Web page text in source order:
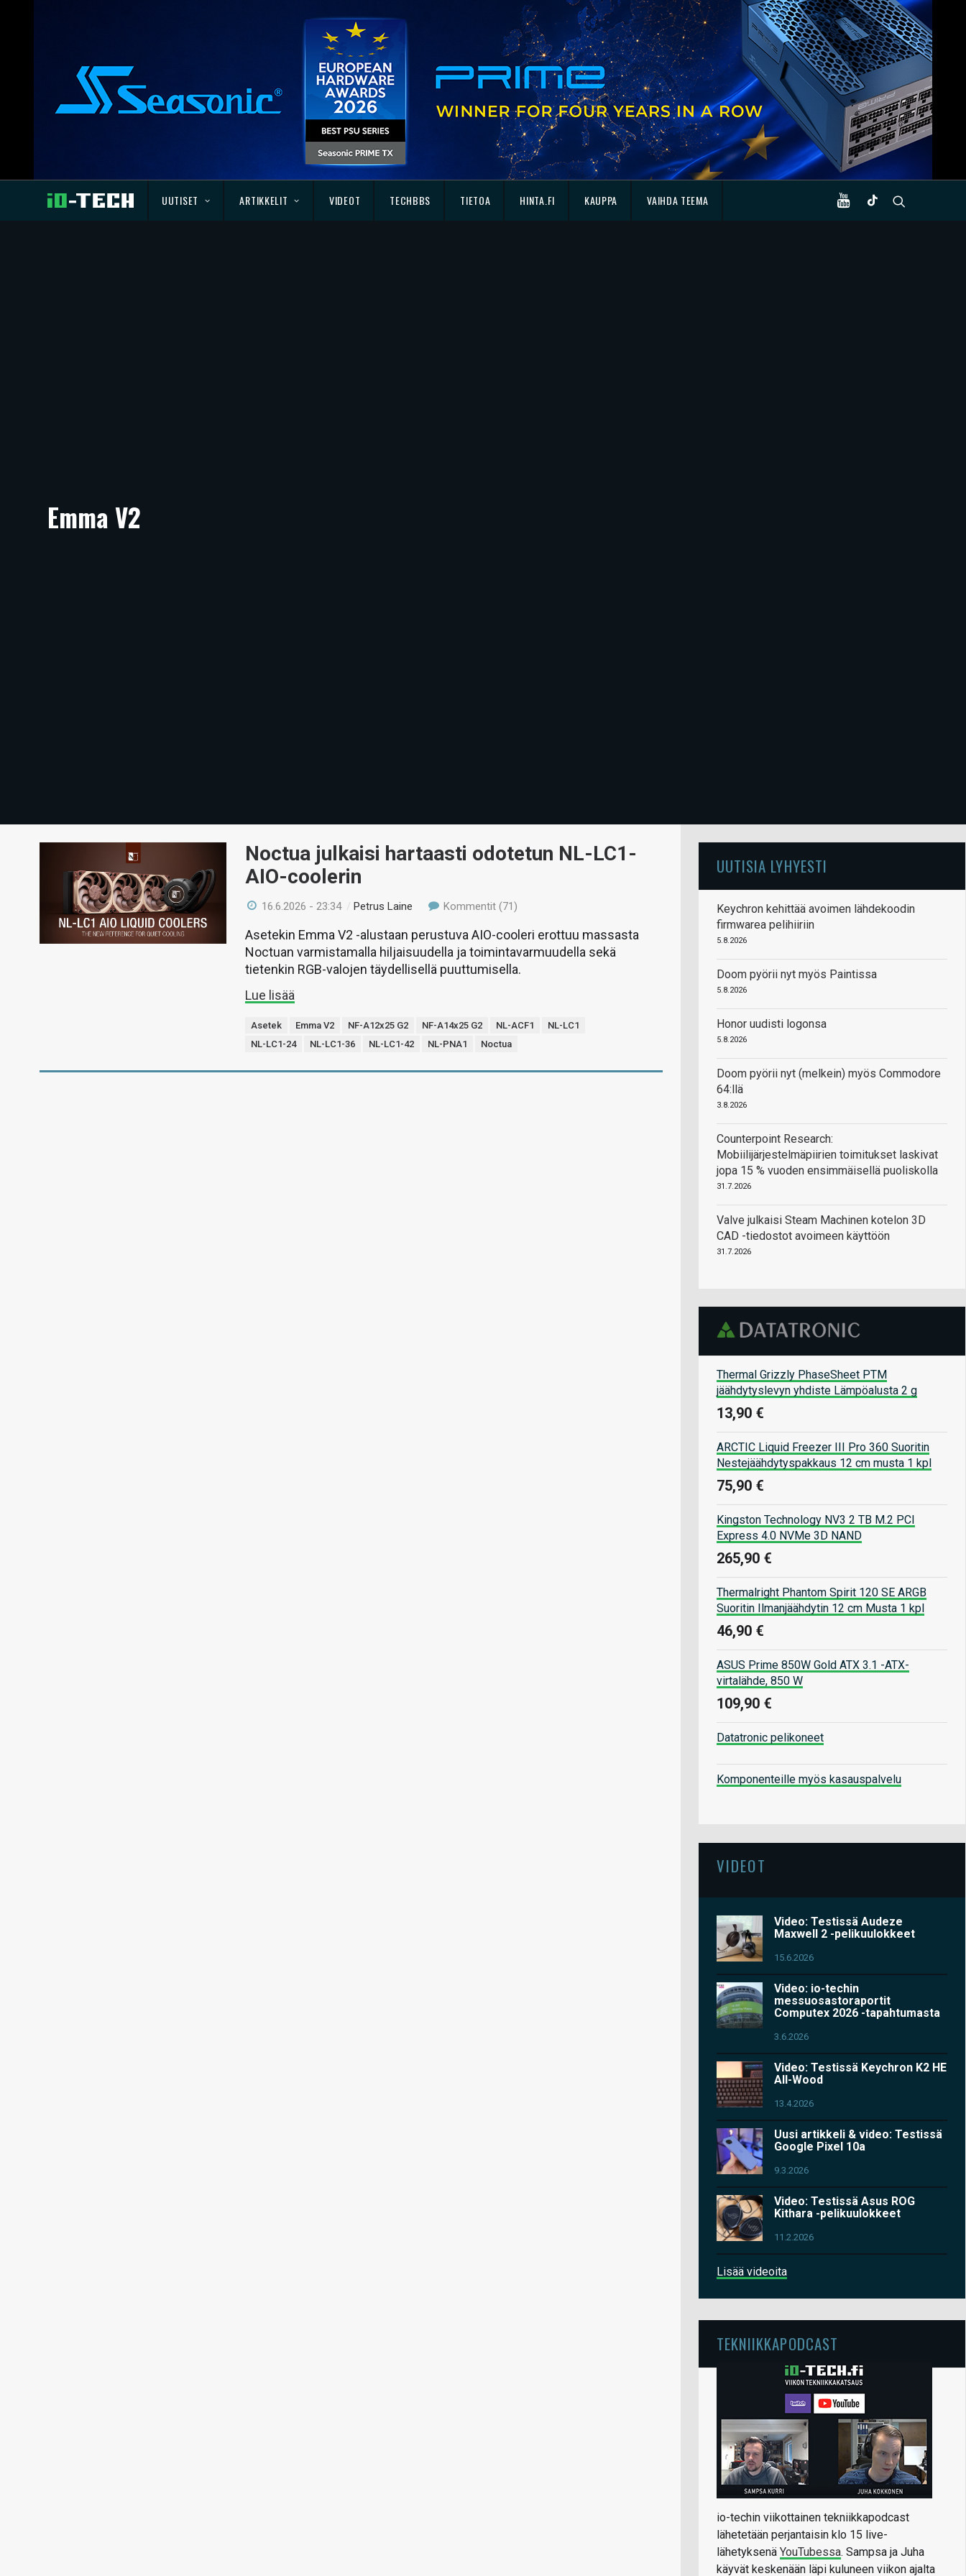
UUTISET ARTIKKELIT VIDEOT TECHBBS TIETOA HINTA.FI KAUPPA VAIHDA TEEMA
Emma V2
Noctua julkaisi hartaasti odotetun NL-LC1-
AIO-coolerin
16.6.2026 - 23:34 /Petrus Laine Kommentit (71)
Asetekin Emma V2 -alustaan perustuva AIO-cooleri erottuu massasta
Noctuan varmistamalla hiljaisuudella ja toimintavarmuudella sekä
tietenkin RGB-valojen täydellisellä puuttumisella.
Lue lisää
Asetek Emma V2 NF-A12x25 G2 NF-A14x25 G2 NL-ACF1
NL-LC1
NL-LC1-24
NL-LC1-36 NL-LC1-42 NL-PNA1 Noctua
UUTISIA LYHYESTI
Keychron kehittää avoimen lähdekoodin
firmwarea pelihiiriin
5.8.2026
Doom pyörii nyt myös Paintissa
5.8.2026
Honor uudisti logonsa
5.8.2026
Doom pyörii nyt (melkein) myös Commodore
64:llä
3.8.2026
Counterpoint Research:
Mobiilijärjestelmäpiirien toimitukset laskivat
jopa 15 % vuoden ensimmäisellä puoliskolla
31.7.2026
Valve julkaisi Steam Machinen kotelon 3D
CAD -tiedostot avoimeen käyttöön
31.7.2026
Thermal Grizzly PhaseSheet PTM
jäähdytyslevyn yhdiste Lämpöalusta 2 g
13,90 €
ARCTIC Liquid Freezer III Pro 360 Suoritin
Nestejäähdytyspakkaus 12 cm musta 1 kpl
75,90 €
Kingston Technology NV3 2 TB M.2 PCI
Express 4.0 NVMe 3D NAND
265,90 €
Thermalright Phantom Spirit 120 SE ARGB
Suoritin Ilmanjäähdytin 12 cm Musta 1 kpl
46,90 €
ASUS Prime 850W Gold ATX 3.1 -ATX-
virtalähde, 850 W
109,90 €
Datatronic pelikoneet
Komponenteille myös kasauspalvelu
VIDEOT
Video: Testissä Audeze
Maxwell 2 -pelikuulokkeet
15.6.2026
Video: io-techin
messuosastoraportit
Computex 2026 -tapahtumasta
3.6.2026
Video: Testissä Keychron K2 HE
All-Wood
13.4.2026
Uusi artikkeli & video: Testissä
Google Pixel 10a
9.3.2026
Video: Testissä Asus ROG
Kithara -pelikuulokkeet
11.2.2026
Lisää videoita
TEKNIIKKAPODCAST
io-techin viikottainen tekniikkapodcast
lähetetään perjantaisin klo 15 live-
lähetyksenä YouTubessa. Sampsa ja Juha
käyvät keskenään läpi kuluneen viikon ajalta